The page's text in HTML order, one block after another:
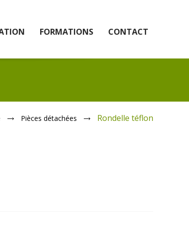
FORMATIONS CONTACT
Pièces détachées Rondelle téflon